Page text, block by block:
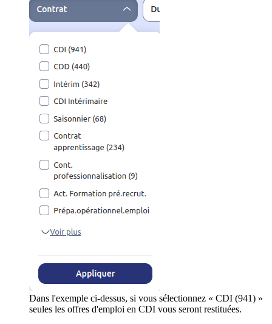
Dans l'exemple ci-dessus, si vous sélectionnez « CDI (941) »
seules les offres d'emploi en CDI vous seront restituées.